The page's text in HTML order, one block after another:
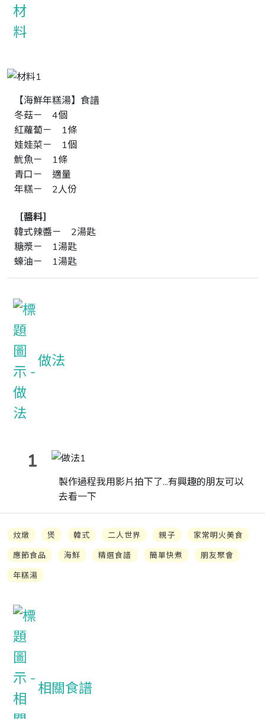
【海鮮年糕湯】食譜
冬菇－ 4個
紅蘿蔔－ 1條
娃娃菜－ 1個
魷魚－ 1條
青口－ 適量
年糕－ 2人份
［醬料］
韓式辣醬－ 2湯匙
糖漿－ 1湯匙
蠔油－ 1湯匙
做法
1
製作過程我用影片拍下了...有興趣的朋友可以
去看一下
炆燉 煲 韓式 二人世界 親子
家常明火美食
應節食品
海鮮 精選食譜 簡單快煮
朋友聚會
年糕湯
相關食譜